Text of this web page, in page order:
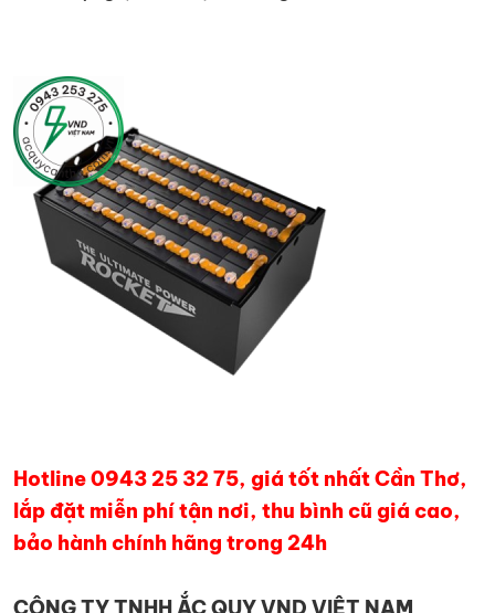
Hotline 0943 25 32 75, giá tốt nhất Cần Thơ,
lắp đặt miễn phí tận nơi, thu bình cũ giá cao,
bảo hành chính hãng trong 24h